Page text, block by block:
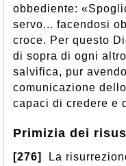
obbediente:
servo... facendosi
croce. Per questo
di sopra di ogni
salvifica, pur
comunicazione
capaci di credere e
Primizia dei
[276] La